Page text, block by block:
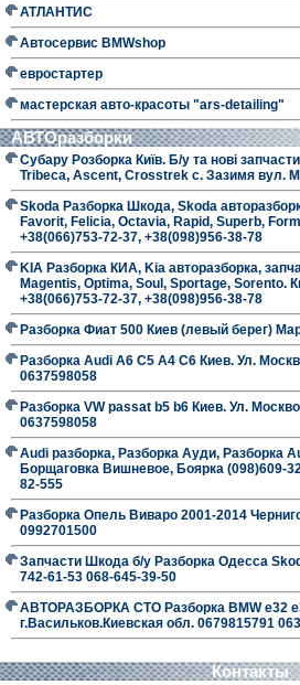
АТЛАНТИС
Автосервис BMWshop
евростартер
мастерская авто-красоты "ars-detailing"
АВТОразборки
Субару Розборка Київ. Б/у та нові
Tribeca, Ascent, Crosstrek с. Зазимя вул.
Skoda Разборка Шкода, Skoda
Favorit, Felicia, Octavia, Rapid, Superb,
+38(066)753-72-37, +38(098)956-38-78
KIA Разборка КИА, Kia авторазборка,
Magentis, Optima, Soul, Sportage, Sorento.
+38(066)753-72-37, +38(098)956-38-78
Разборка Фиат 500 Киев (левый берег)
Разборка Audi A6 C5 A4 C6 Киев. Ул.
0637598058
Разборка VW passat b5 b6 Киев. Ул.
0637598058
Audi разборка, Разборка Ауди, Разборка
Борщаговка Вишневое, Боярка (098)609-
82-555
Разборка Опель Виваро 2001-2014
0992701500
Запчасти Шкода б/у Разборка Одесса
742-61-53 068-645-39-50
АВТОРАЗБОРКА СТО Разборка BMW е32
г.Васильков.Киевская обл. 0679815791
Контакты